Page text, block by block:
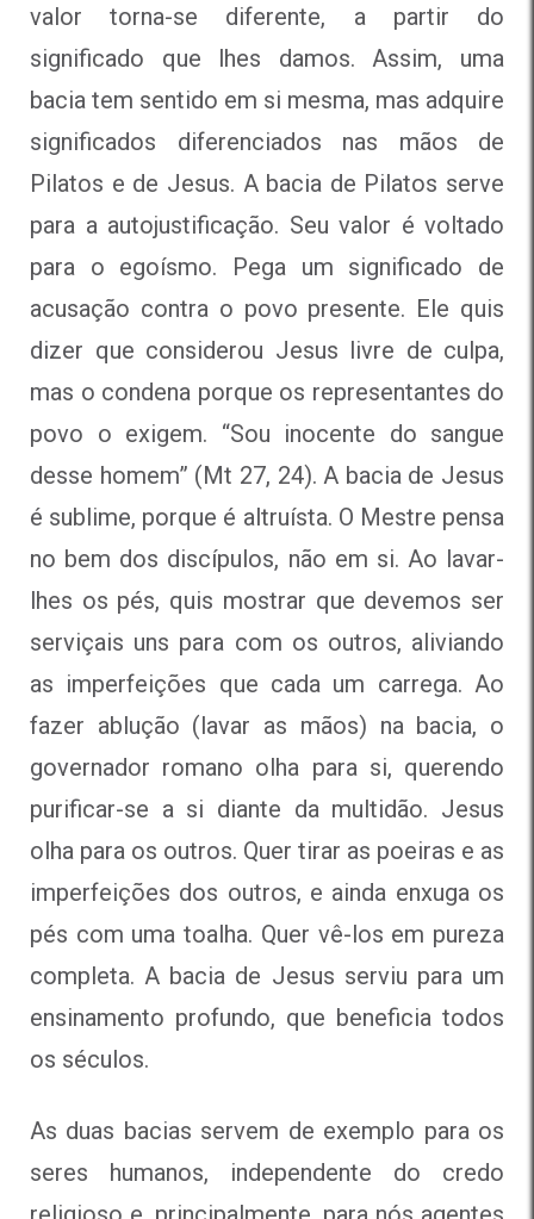
valor torna-se diferente, a partir do
significado que lhes damos. Assim, uma
bacia tem sentido em si mesma, mas adquire
significados diferenciados nas mãos de
Pilatos e de Jesus. A bacia de Pilatos serve
para a autojustificação. Seu valor é voltado
para o egoísmo. Pega um significado de
acusação contra o povo presente. Ele quis
dizer que considerou Jesus livre de culpa,
mas o condena porque os representantes do
povo o exigem. “Sou inocente do sangue
desse homem” (Mt 27, 24). A bacia de Jesus
é sublime, porque é altruísta. O Mestre pensa
no bem dos discípulos, não em si. Ao lavar-
lhes os pés, quis mostrar que devemos ser
serviçais uns para com os outros, aliviando
as imperfeições que cada um carrega. Ao
fazer ablução (lavar as mãos) na bacia, o
governador romano olha para si, querendo
purificar-se a si diante da multidão. Jesus
olha para os outros. Quer tirar as poeiras e as
imperfeições dos outros, e ainda enxuga os
pés com uma toalha. Quer vê-los em pureza
completa. A bacia de Jesus serviu para um
ensinamento profundo, que beneficia todos
os séculos.
As duas bacias servem de exemplo para os
seres humanos, independente do credo